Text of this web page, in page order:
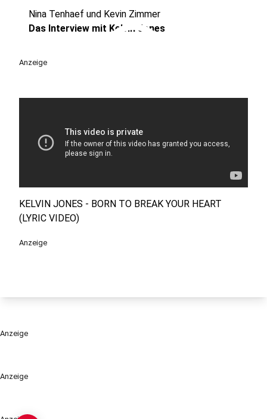
Anzeige
play_circle
Nina Tenhaef und Kevin Zimmer
Das Interview mit Kelvin Jones
Anzeige
KELVIN JONES - BORN TO BREAK YOUR HEART
(LYRIC VIDEO)
Anzeige
Anzeige